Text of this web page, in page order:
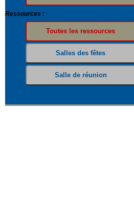
Ressources :